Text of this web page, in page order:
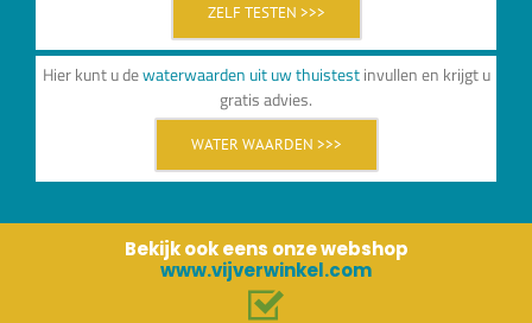
ZELF TESTEN >>>
Hier kunt u dewaterwaarden uit uw thuistestinvullen en krijgt u
gratis advies.
WATER WAARDEN >>>
Bekijk ook eens onze webshop
www.vijverwinkel.com